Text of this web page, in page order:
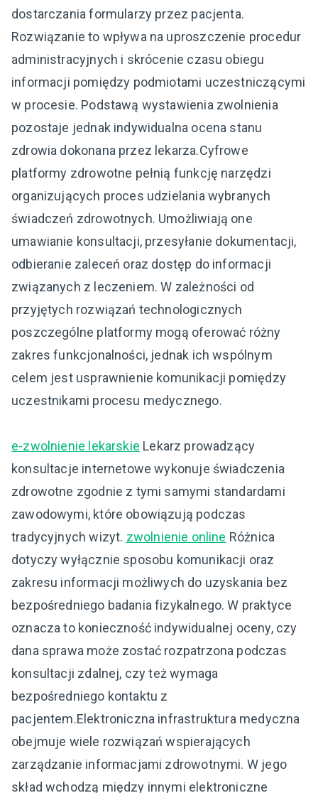
dostarczania formularzy przez pacjenta.
Rozwiązanie to wpływa na uproszczenie procedur
administracyjnych i skrócenie czasu obiegu
informacji pomiędzy podmiotami uczestniczącymi
w procesie. Podstawą wystawienia zwolnienia
pozostaje jednak indywidualna ocena stanu
zdrowia dokonana przez lekarza.Cyfrowe
platformy zdrowotne pełnią funkcję narzędzi
organizujących proces udzielania wybranych
świadczeń zdrowotnych. Umożliwiają one
umawianie konsultacji, przesyłanie dokumentacji,
odbieranie zaleceń oraz dostęp do informacji
związanych z leczeniem. W zależności od
przyjętych rozwiązań technologicznych
poszczególne platformy mogą oferować różny
zakres funkcjonalności, jednak ich wspólnym
celem jest usprawnienie komunikacji pomiędzy
uczestnikami procesu medycznego.
e-zwolnienie lekarskie Lekarz prowadzący
konsultacje internetowe wykonuje świadczenia
zdrowotne zgodnie z tymi samymi standardami
zawodowymi, które obowiązują podczas
tradycyjnych wizyt. zwolnienie online Różnica
dotyczy wyłącznie sposobu komunikacji oraz
zakresu informacji możliwych do uzyskania bez
bezpośredniego badania fizykalnego. W praktyce
oznacza to konieczność indywidualnej oceny, czy
dana sprawa może zostać rozpatrzona podczas
konsultacji zdalnej, czy też wymaga
bezpośredniego kontaktu z
pacjentem.Elektroniczna infrastruktura medyczna
obejmuje wiele rozwiązań wspierających
zarządzanie informacjami zdrowotnymi. W jego
skład wchodzą między innymi elektroniczne